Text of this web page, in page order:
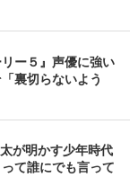
ー５』声優に強い
裏切らないよう
が明かす少年時代
て誰にでも言って